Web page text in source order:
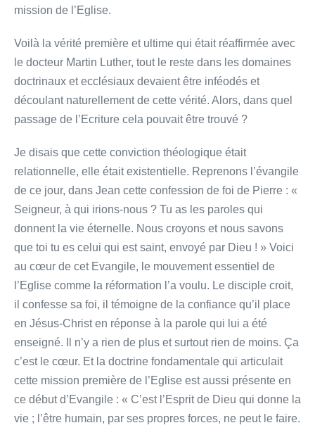
mission de l’Eglise.
Voilà la vérité première et ultime qui était réaffirmée avec
le docteur Martin Luther, tout le reste dans les domaines
doctrinaux et ecclésiaux devaient être inféodés et
découlant naturellement de cette vérité. Alors, dans quel
passage de l’Ecriture cela pouvait être trouvé ?
Je disais que cette conviction théologique était
relationnelle, elle était existentielle. Reprenons l’évangile
de ce jour, dans Jean cette confession de foi de Pierre : «
Seigneur, à qui irions-nous ? Tu as les paroles qui
donnent la vie éternelle. Nous croyons et nous savons
que toi tu es celui qui est saint, envoyé par Dieu ! » Voici
au cœur de cet Evangile, le mouvement essentiel de
l’Eglise comme la réformation l’a voulu. Le disciple croit,
il confesse sa foi, il témoigne de la confiance qu’il place
en Jésus-Christ en réponse à la parole qui lui a été
enseigné. Il n’y a rien de plus et surtout rien de moins. Ça
c’est le cœur. Et la doctrine fondamentale qui articulait
cette mission première de l’Eglise est aussi présente en
ce début d’Evangile : « C’est l’Esprit de Dieu qui donne la
vie ; l’être humain, par ses propres forces, ne peut le faire.